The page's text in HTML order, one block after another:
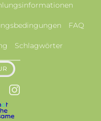
FAQ
Schlagwörter